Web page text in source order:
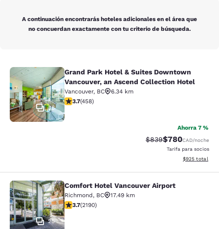
A continuación encontrarás hoteles adicionales en el área que
no concuerdan exactamente con tu criterio de búsqueda.
Grand Park Hotel & Suites
38
Grand Park Hotel & Suites Downtown
Vancouver, an Ascend Collection Hotel
Vancouver, BC
6.34 km
Calificación de 3.67 estrellas. Bueno. 458 reseñas
3.7(458)
Ahorra 7 %
Tarifa tachada:
$839Tarifa reducida:
$780CAD/noche
Tarifa para socios
Ver detalles
$925 total
Comfort Hotel Vancouver Airport
25
Comfort Hotel Vancouver Airport
Richmond, BC
17.49 km
Calificación de 3.68 estrellas. Bueno. 2190 reseñas
3.7(2190)